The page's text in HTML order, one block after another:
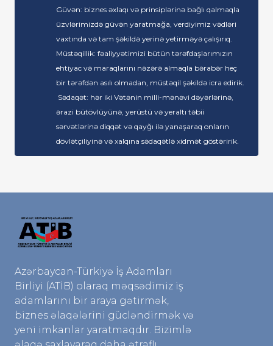
Güvən: biznes əxlaqı və prinsiplərinə bağlı qalmaqla
üzvlərimizdə güvən yaratmağa, verdiyimiz vədləri
vaxtında və tam şəkildə yerinə yetirməyə çalışırıq.
Müstəqillik: fəaliyyətimizi bütün tərəfdaşlarımızın
ehtiyac və maraqlarını nəzərə almaqla bərabər heç
bir tərəfdən asılı olmadan, müstəqil şəkildə icra edirik.
Sədaqət: hər iki Vətənin milli-mənəvi dəyərlərinə,
ərazi bütövlüyünə, yerüstü və yeraltı təbii
sərvətlərinə diqqət və qayğı ilə yanaşaraq onların
dövlətçiliyinə və xalqına sədaqətlə xidmət göstəririk.
Azərbaycan-Türkiyə İş Adamları
Birliyi (ATİB) olaraq məqsədimiz iş
adamlarını bir araya gətirmək,
biznes əlaqələrini gücləndirmək və
yeni imkanlar yaratmaqdır. Bizimlə